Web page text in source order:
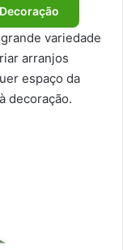
variedade
arranjos
espaço da
decoração.